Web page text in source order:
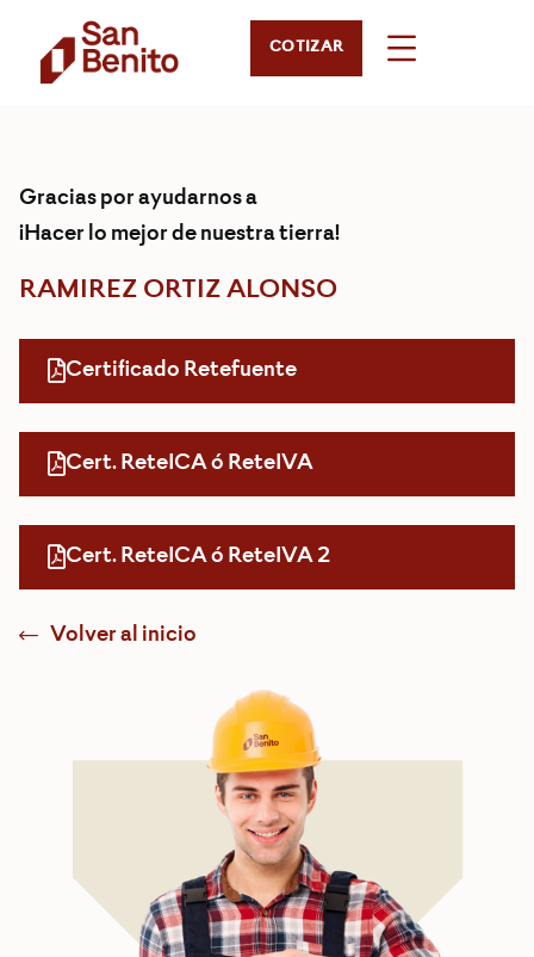
COTIZAR
Gracias por ayudarnos a
¡Hacer lo mejor de nuestra tierra!
RAMIREZ ORTIZ ALONSO
Certificado Retefuente
Cert. ReteICA ó ReteIVA
Cert. ReteICA ó ReteIVA 2
Volver al inicio